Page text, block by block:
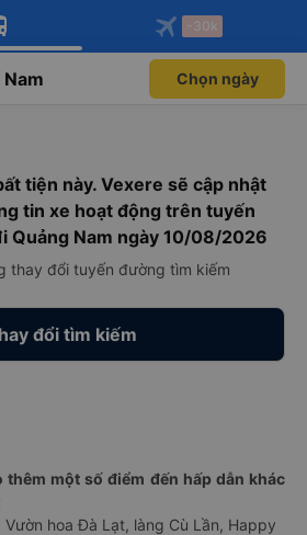
Vexere ngay!
đãi thành viên độc
Mở app
Vexere
khi đặt vé máy bay qua
Mở app
-30k
Chọn ngày
tiện này. Vexere sẽ cập nhật
tin xe hoạt động trên tuyến
Quảng Nam ngày 10/08/2026
thay đổi tuyến đường tìm kiếm
đổi tìm kiếm
thêm một số điểm đến hấp dẫn khác
Vườn hoa Đà Lạt, làng Cù Lần, Happy